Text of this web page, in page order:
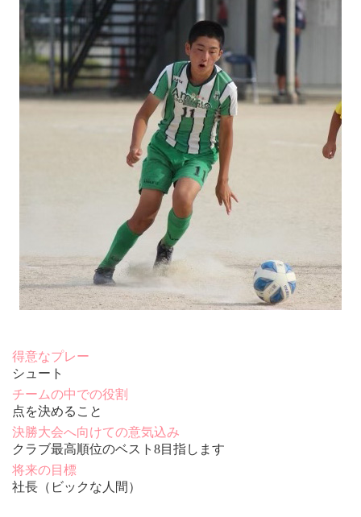
得意なプレー
シュート
チームの中での役割
点を決めること
決勝大会へ向けての意気込み
クラブ最高順位のベスト8目指します
将来の目標
社長（ビックな人間）